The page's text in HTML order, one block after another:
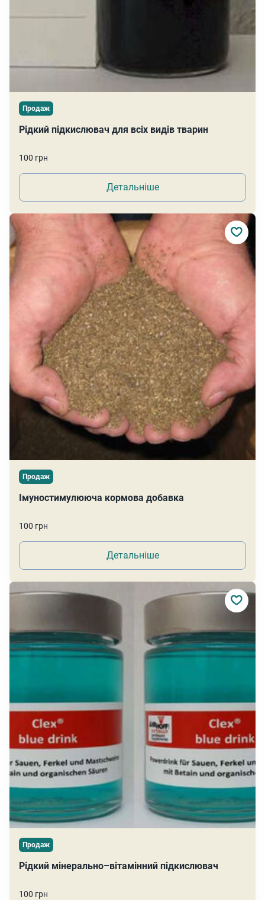
Продаж
Рідкий підкислювач для всіх видів тварин
100 грн
Детальніше
Продаж
Імуностимулююча кормова добавка
100 грн
Детальніше
Продаж
Рідкий мінерально–вітамінний підкислювач
100 грн